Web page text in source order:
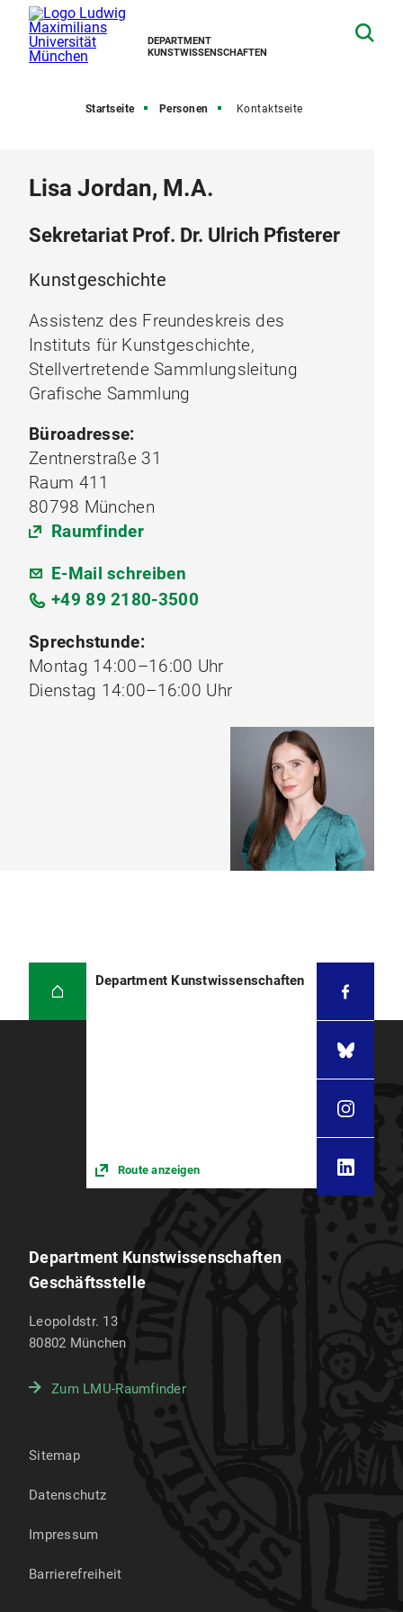
DEPARTMENT
KUNSTWISSENSCHAFTEN
Startseite Personen Kontaktseite
Lisa Jordan, M.A.
Sekretariat Prof. Dr. Ulrich Pfisterer
Kunstgeschichte
Assistenz des Freundeskreis des
Instituts für Kunstgeschichte,
Stellvertretende Sammlungsleitung
Grafische Sammlung
Büroadresse:
Zentnerstraße 31
Raum 411
80798 München
Raumfinder
E-Mail schreiben
+49 89 2180-3500
Sprechstunde:
Montag 14:00–16:00 Uhr
Dienstag 14:00–16:00 Uhr
Department Kunstwissenschaften
Route anzeigen
Department Kunstwissenschaften
Geschäftsstelle
Leopoldstr. 13
80802 München
Zum LMU-Raumfinder
Sitemap
Datenschutz
Impressum
Barrierefreiheit